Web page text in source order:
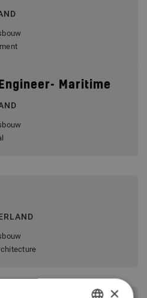
Maritime
×